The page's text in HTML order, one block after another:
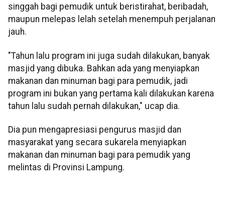
singgah bagi pemudik untuk beristirahat, beribadah,
maupun melepas lelah setelah menempuh perjalanan
jauh.
"Tahun lalu program ini juga sudah dilakukan, banyak
masjid yang dibuka. Bahkan ada yang menyiapkan
makanan dan minuman bagi para pemudik, jadi
program ini bukan yang pertama kali dilakukan karena
tahun lalu sudah pernah dilakukan," ucap dia.
Dia pun mengapresiasi pengurus masjid dan
masyarakat yang secara sukarela menyiapkan
makanan dan minuman bagi para pemudik yang
melintas di Provinsi Lampung.